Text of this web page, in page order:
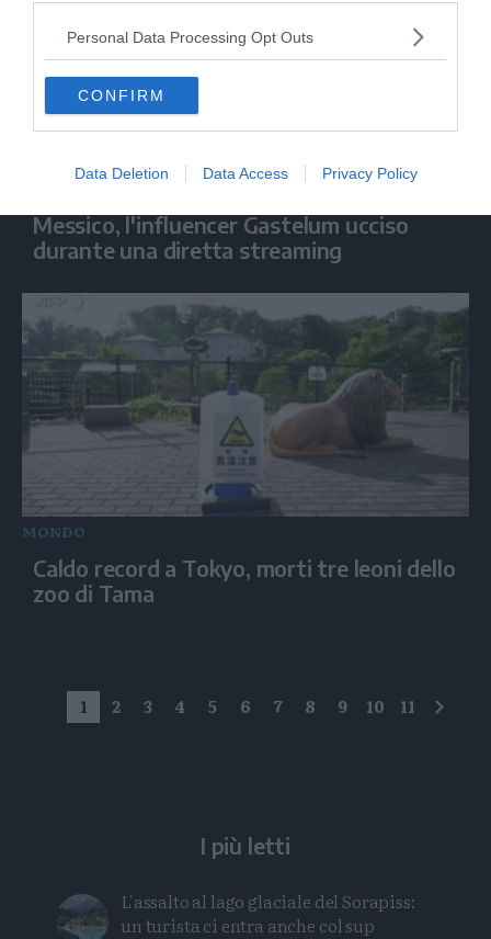
Personal Data Processing Opt Outs
CONFIRM
Data Deletion Data Access Privacy Policy
Messico, l'influencer Gastelum ucciso
durante una diretta streaming
MONDO
Caldo record a Tokyo, morti tre leoni dello
zoo di Tama
1 2 3 4 5 6 7 8 9 10 11
I più letti
L'assalto al lago glaciale del Sorapiss:
un turista ci entra anche col sup